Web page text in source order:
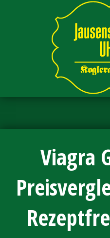
Viagra